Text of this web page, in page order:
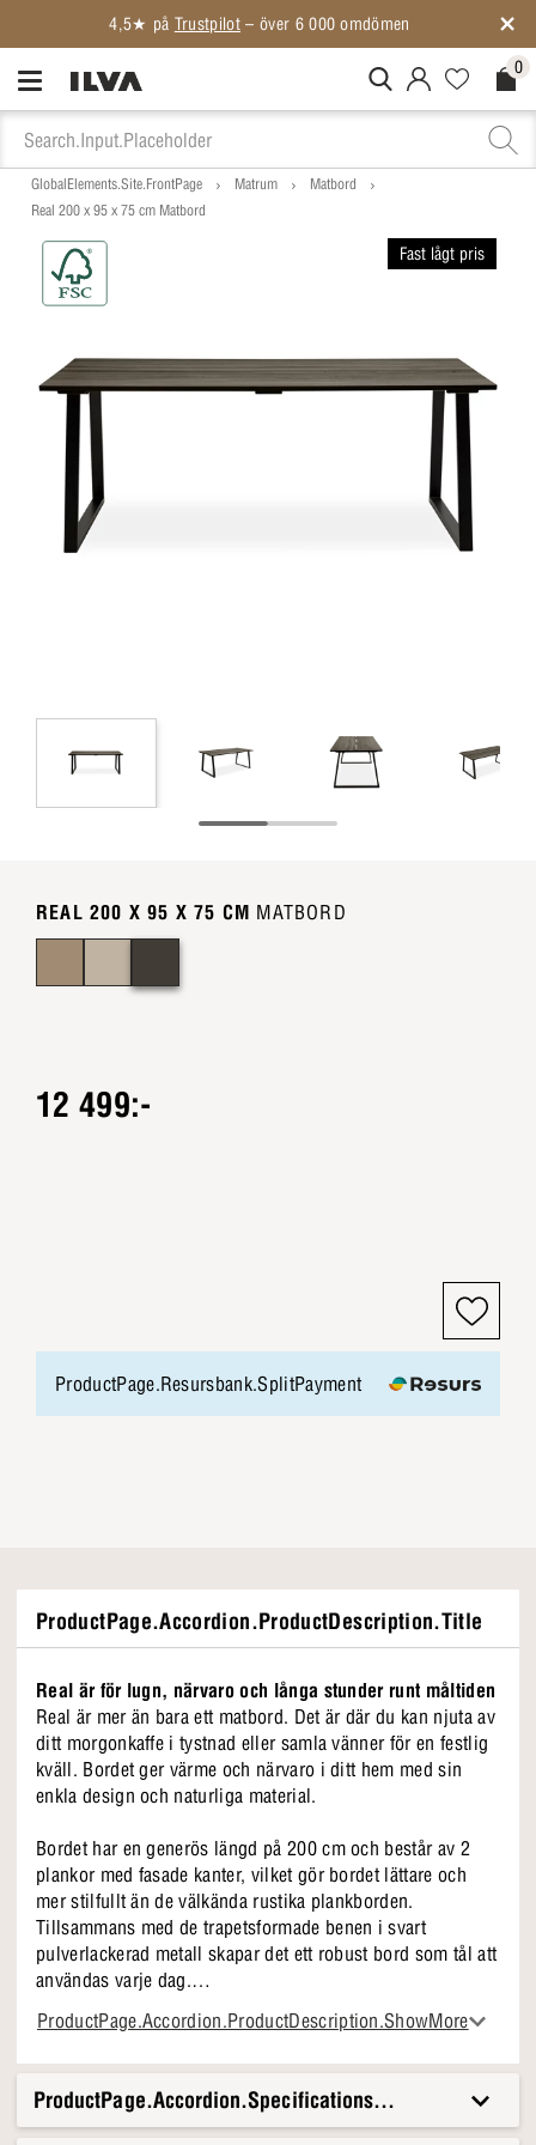
4,5★ på Trustpilot – över 6 000 omdömen
MitIlva.Login 0
GlobalElements.Site.FrontPage Matrum
Matbord
Real 200 x 95 x 75 cm Matbord
Fast lågt pris
REAL 200 X 95 X 75 CM MATBORD
12 499:-
ProductPage.Resursbank.SplitPayment
ProductPage.Accordion.ProductDescription.Title
Real är för lugn, närvaro och långa stunder runt måltiden
Real är mer än bara ett matbord. Det är där du kan njuta av
ditt morgonkaffe i tystnad eller samla vänner för en festlig
kväll. Bordet ger värme och närvaro i ditt hem med sin
enkla design och naturliga material.
Bordet har en generös längd på 200 cm och består av 2
plankor med fasade kanter, vilket gör bordet lättare och
mer stilfullt än de välkända rustika plankborden.
Tillsammans med de trapetsformade benen i svart
pulverlackerad metall skapar det ett robust bord som tål att
användas varje dag.
Varför vi älskar Real
• 200 cm bordsskiva i gråoljad ek
• Trapetsformade ben i svart pulverlackerad metall
• 2 plankor med fasade kanter
ProductPage.Accordion.ProductDescription.ShowMore
ProductPage.Accordion.Specifications.Title